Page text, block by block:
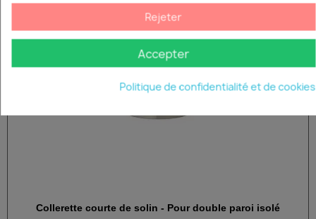
Aperçu rapide
-25%
Collerette courte de solin - Pour double paroi isolé
Rejeter
Accepter
Politique de confidentialité et de cookies